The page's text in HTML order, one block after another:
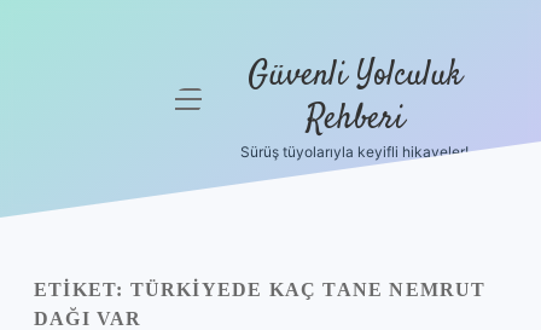
Yasal Uyarı
menüyü Güvenli Yolculuk
Rehberi
Sürüş tüyolarıyla keyifli hikayeler!
ETIKET: TÜRKIYEDE KAÇ TANE NEMRUT
DAĞI VAR